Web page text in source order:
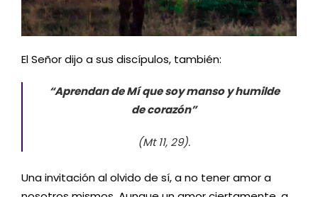
El Señor dijo a sus discípulos, también:
“Aprendan de Mí que soy manso y humilde
de corazón”
(Mt 11, 29).
Una invitación al olvido de sí, a no tener amor a